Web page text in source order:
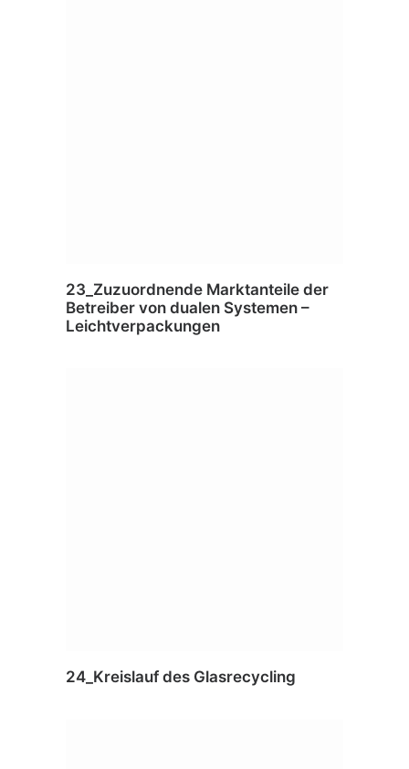
23_Zuzuordnende Marktanteile der
Betreiber von dualen Systemen –
Leichtverpackungen
24_Kreislauf des Glasrecycling